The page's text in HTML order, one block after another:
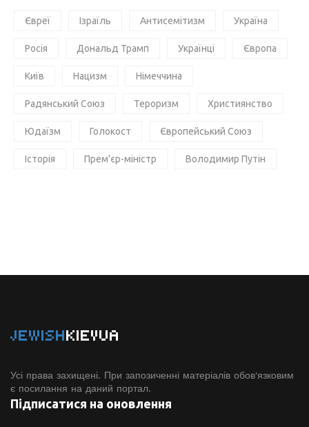
Євреї Ізраїль Антисемітизм Україна
Росія Дональд Трамп Українці Європа
Київ Нацизм Німеччина
Радянський Союз Тероризм Християнство
Юдаїзм Голокост Європейський Союз
Історія Прем'єр-міністр Володимир Путін
JEWISHKIEVUA
Усі права захищені. При запозиченні матеріалів обов'язковим
є посилання на даний портал.
Підписатися на оновлення